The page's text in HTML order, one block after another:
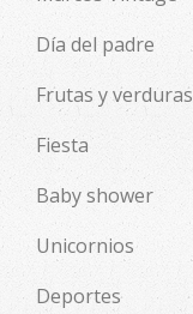
Día del padre
Frutas y verduras
Fiesta
Baby shower
Unicornios
Deportes